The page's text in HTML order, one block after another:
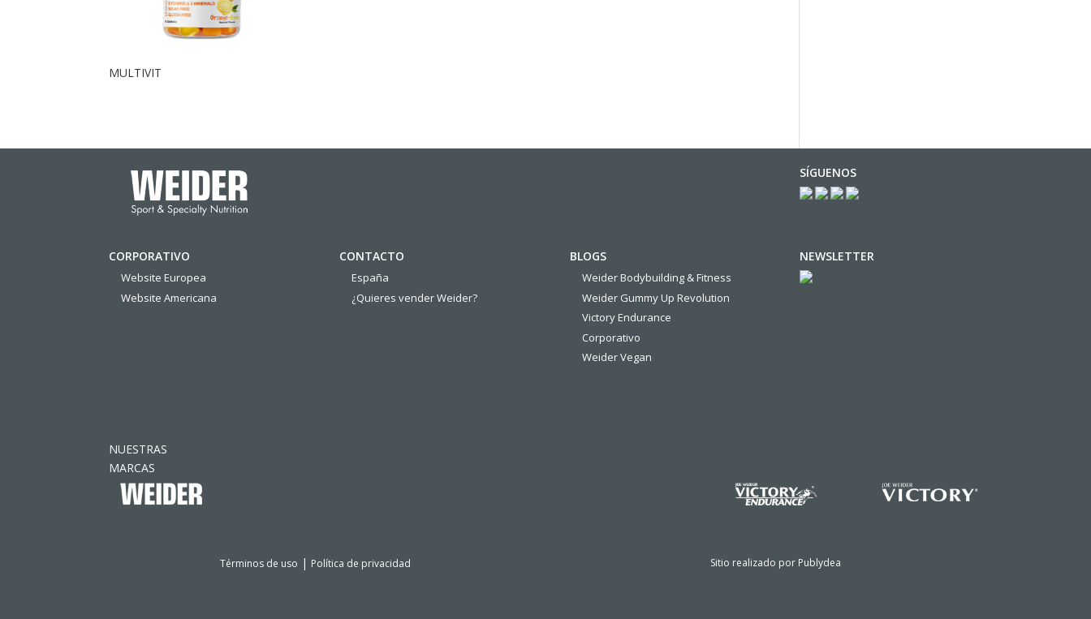
MULTIVIT
SÍGUENOS
CORPORATIVO
Website Europea
Website Americana
CONTACTO
España
¿Quieres vender Weider?
BLOGS
Weider Bodybuilding & Fitness
Weider Gummy Up Revolution
Victory Endurance
Corporativo
Weider Vegan
NEWSLETTER
NUESTRAS
MARCAS
Términos de uso | Política de privacidad Sitio realizado por Publydea